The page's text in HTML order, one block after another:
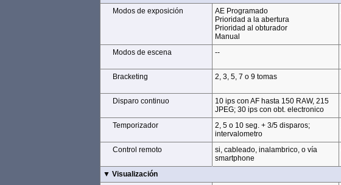
Modos de exposición
Modos de escena
Bracketing
Disparo continuo
Temporizador
Control remoto
▼ Visualización
Modos de exposición
AE Programado
Prioridad a la abertura
Prioridad al obturador
Manual
Modos de escena
--
Bracketing 2, 3, 5, 7 o 9 tomas
Disparo continuo
10 ips con AF hasta 150 RAW, 215
JPEG; 30 ips con obt. electronico
Temporizador
2, 5 o 10 seg. + 3/5 disparos;
intervalometro
Control remoto
si, cableado, inalambrico, o vía
smartphone
▼ Visualización